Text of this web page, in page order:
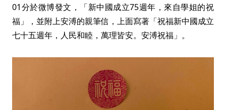
01分於微博發文，「新中國成立75週年，來自學姐的祝
福」，並附上安溥的親筆信，上面寫著「祝福新中國成立
七十五週年，人民和睦，萬理皆安。安溥祝福」。